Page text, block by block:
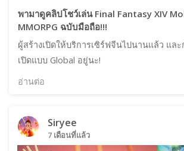
พามาดูคลิปโชว์เล่น Final Fantasy XIV
MMORPG ฉบับมือถือ!!!
ผู้สร้างเปิดให้บริการเซิร์ฟจีนไปนานแล้ว แล
เปิดแบบ Global อยู่นะ!
อ่านต่อ
Siryee
7 เดือนที่แล้ว